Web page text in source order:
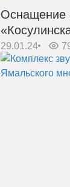
Оснащение
29.01.24